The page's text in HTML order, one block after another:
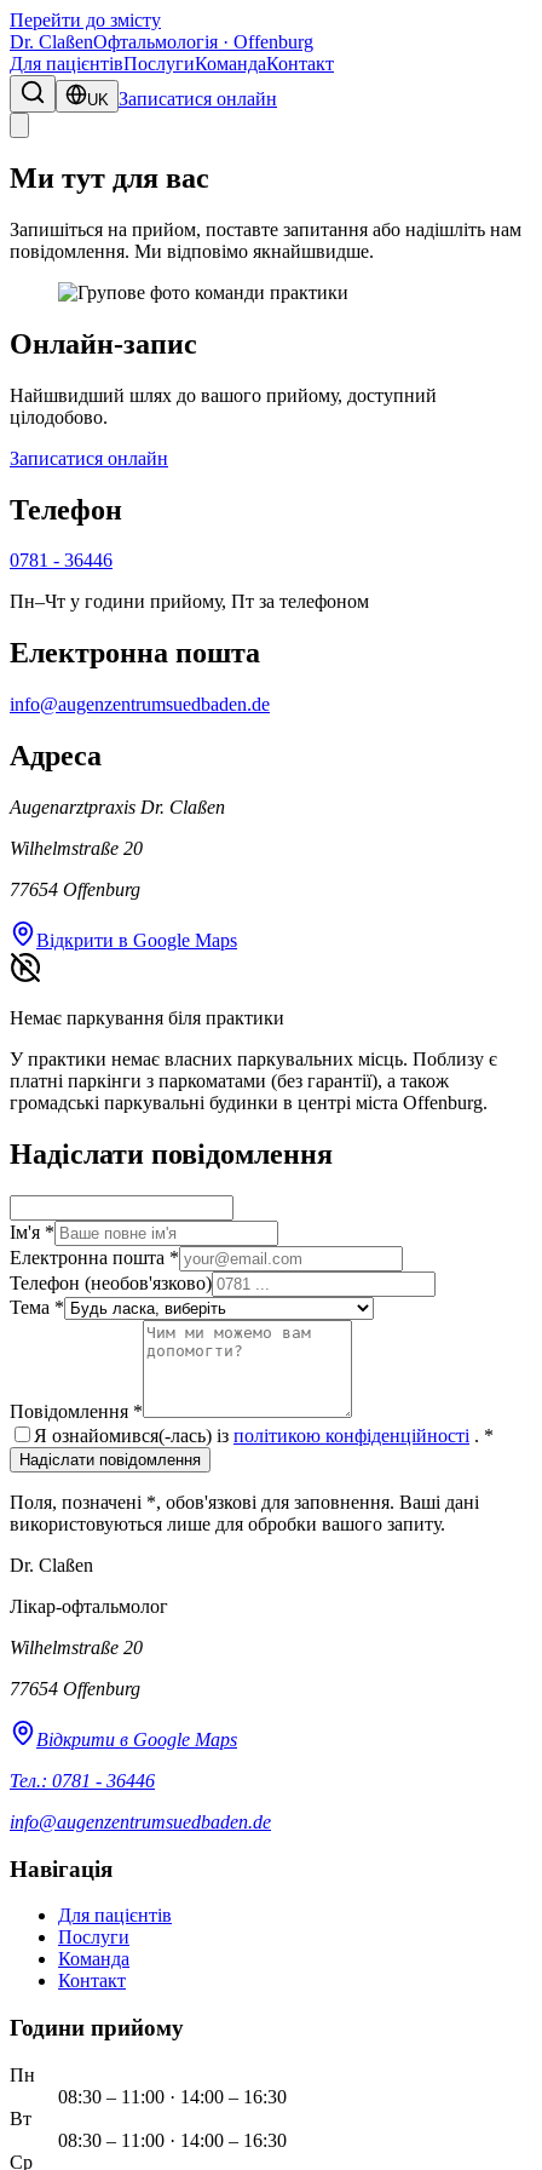
Перейти до змісту
Dr. ClaßenОфтальмологія · Offenburg
Для пацієнтівПослугиКомандаКонтакт
UK Записатися онлайн
Ми тут для вас
Запишіться на прийом, поставте запитання або надішліть нам
повідомлення. Ми відповімо якнайшвидше.
Онлайн-запис
Найшвидший шлях до вашого прийому, доступний
цілодобово.
Записатися онлайн
Телефон
0781 - 36446
Пн–Чт у години прийому, Пт за телефоном
Електронна пошта
info@augenzentrumsuedbaden.de
Адреса
Augenarztpraxis Dr. Claßen
Wilhelmstraße 20
77654 Offenburg
Відкрити в Google Maps
Немає паркування біля практики
У практики немає власних паркувальних місць. Поблизу є
платні паркінги з паркоматами (без гарантії), а також
громадські паркувальні будинки в центрі міста Offenburg.
Надіслати повідомлення
Ім'я *
Електронна пошта *
Телефон (необов'язково)
Тема *
Повідомлення *
Я ознайомився(-лась) із політикою конфіденційності . *
Надіслати повідомлення
Поля, позначені *, обов'язкові для заповнення. Ваші дані
використовуються лише для обробки вашого запиту.
Dr. Claßen
Лікар-офтальмолог
Wilhelmstraße 20
77654 Offenburg
Відкрити в Google Maps
Тел.: 0781 - 36446
info@augenzentrumsuedbaden.de
Навігація
Для пацієнтів
Послуги
Команда
Контакт
Години прийому
Пн
08:30 – 11:00 · 14:00 – 16:30
Вт
08:30 – 11:00 · 14:00 – 16:30
Ср